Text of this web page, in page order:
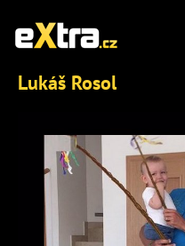
Lukáš Rosol